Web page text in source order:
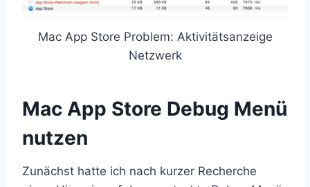
Mac App Store Problem: Aktivitätsanzeige
Netzwerk
Mac App Store Debug Menü
nutzen
Zunächst hatte ich nach kurzer Recherche